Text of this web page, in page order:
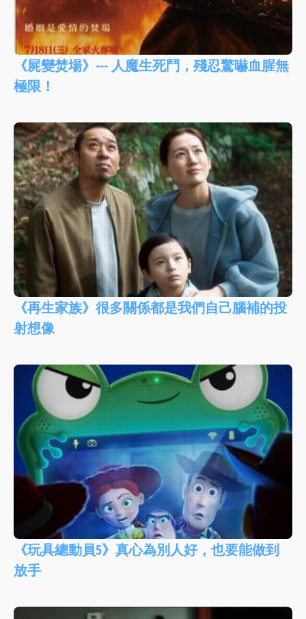
《屍變焚場》--- 人魔生死鬥，殘忍驚嚇血腥無
極限！
《再生家族》很多關係都是我們自己腦補的投
射想像
《玩具總動員5》真心為別人好，也要能做到
放手